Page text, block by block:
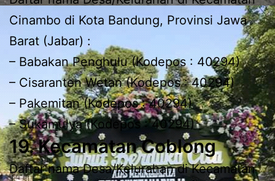
Cinambo di Kota Bandung, Provinsi Jawa
Barat (Jabar) :
– Babakan Penghulu (Kodepos : 40294)
– Cisaranten Wetan (Kodepos : 40294)
– Pakemitan (Kodepos : 40294)
– Sukamulya (Kodepos : 40294)
19. Kecamatan Coblong
Daftar nama Desa/Kelurahan di Kecamatan